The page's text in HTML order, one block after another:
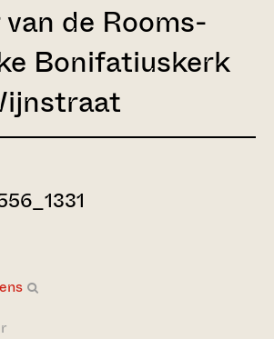
de Rooms-
Bonifatiuskerk